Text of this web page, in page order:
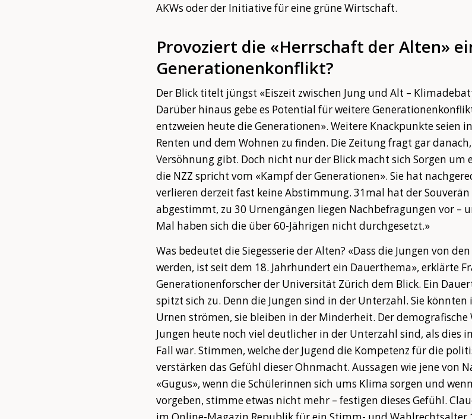
AKWs oder der Initiative für eine grüne Wirtschaft.
Provoziert die «Herrschaft der Alten»
Generationenkonflikt?
Der Blick titelt jüngst «Eiszeit zwischen Jung und Alt –
Darüber hinaus gebe es Potential für weitere
entzweien heute die Generationen». Weitere Knackpunkte seien
Renten und dem Wohnen zu finden. Die Zeitung fragt gar
Versöhnung gibt. Doch nicht nur der Blick macht sich Sorgen um
die NZZ spricht vom «Kampf der Generationen». Sie hat
verlieren derzeit fast keine Abstimmung. 31mal hat der
abgestimmt, zu 30 Urnengängen liegen Nachbefragungen vor –
Mal haben sich die über 60-Jährigen nicht durchgesetzt.»
Was bedeutet die Siegesserie der Alten? «Dass die Jungen von
werden, ist seit dem 18. Jahrhundert ein Dauerthema», erklärte
Generationenforscher der Universität Zürich dem Blick. Ein
spitzt sich zu. Denn die Jungen sind in der Unterzahl. Sie könnten
Urnen strömen, sie bleiben in der Minderheit. Der
Jungen heute noch viel deutlicher in der Unterzahl sind, als dies
Fall war. Stimmen, welche der Jugend die Kompetenz für die
verstärken das Gefühl dieser Ohnmacht. Aussagen wie jene von
«Gugus», wenn die Schülerinnen sich ums Klima sorgen und
vorgeben, stimme etwas nicht mehr – festigen dieses Gefühl.